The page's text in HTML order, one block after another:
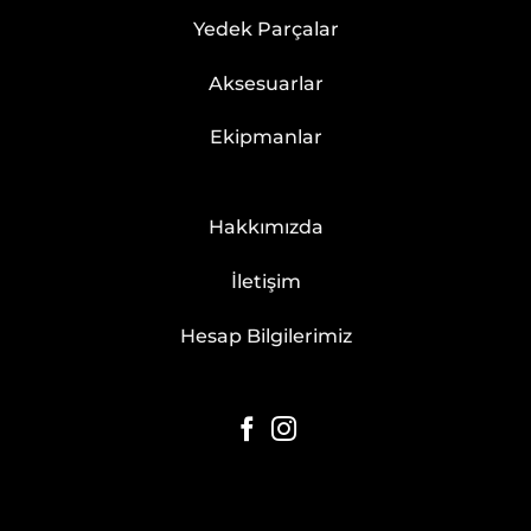
Yedek Parçalar
Aksesuarlar
Ekipmanlar
Hakkımızda
İletişim
Hesap Bilgilerimiz